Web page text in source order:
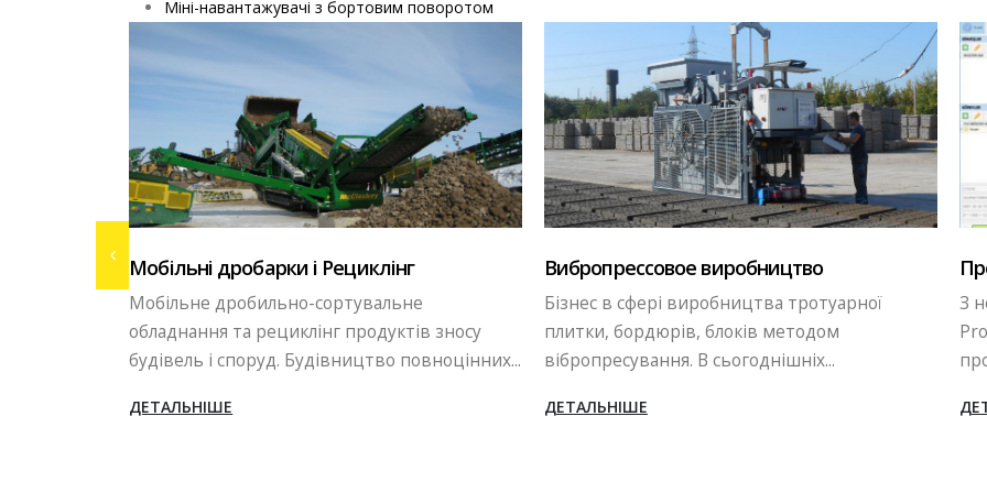
Міні-навантажувачі з бортовим поворотом
Вибропрессовое виробництво
Бізнес в сфері виробництва тротуарної
плитки, бордюрів, блоків методом
вібропресування. В сьогоднішніх...
ДЕТАЛЬНІШЕ
Програмне забезпечення - Promax
З недавніх пір, на бетонних заводх
PromaxStar використовується оновлене
програмне забезпечення...
ДЕТАЛЬНІШЕ